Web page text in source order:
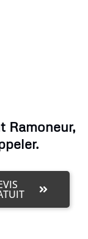
Ramoneur,